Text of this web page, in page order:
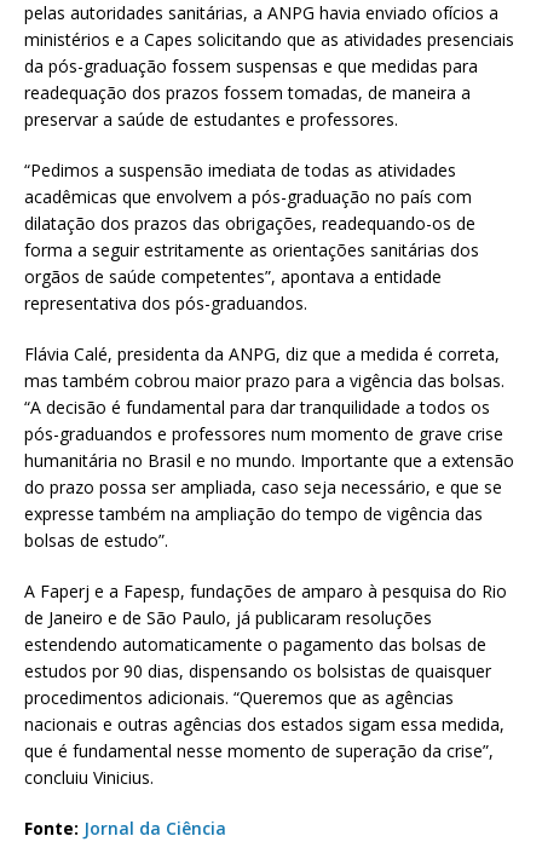
pelas autoridades sanitárias, a ANPG havia enviado ofícios a
ministérios e a Capes solicitando que as atividades presenciais
da pós-graduação fossem suspensas e que medidas para
readequação dos prazos fossem tomadas, de maneira a
preservar a saúde de estudantes e professores.
“Pedimos a suspensão imediata de todas as atividades
acadêmicas que envolvem a pós-graduação no país com
dilatação dos prazos das obrigações, readequando-os de
forma a seguir estritamente as orientações sanitárias dos
orgãos de saúde competentes”, apontava a entidade
representativa dos pós-graduandos.
Flávia Calé, presidenta da ANPG, diz que a medida é correta,
mas também cobrou maior prazo para a vigência das bolsas.
“A decisão é fundamental para dar tranquilidade a todos os
pós-graduandos e professores num momento de grave crise
humanitária no Brasil e no mundo. Importante que a extensão
do prazo possa ser ampliada, caso seja necessário, e que se
expresse também na ampliação do tempo de vigência das
bolsas de estudo”.
A Faperj e a Fapesp, fundações de amparo à pesquisa do Rio
de Janeiro e de São Paulo, já publicaram resoluções
estendendo automaticamente o pagamento das bolsas de
estudos por 90 dias, dispensando os bolsistas de quaisquer
procedimentos adicionais. “Queremos que as agências
nacionais e outras agências dos estados sigam essa medida,
que é fundamental nesse momento de superação da crise”,
concluiu Vinicius.
Fonte: Jornal da Ciência